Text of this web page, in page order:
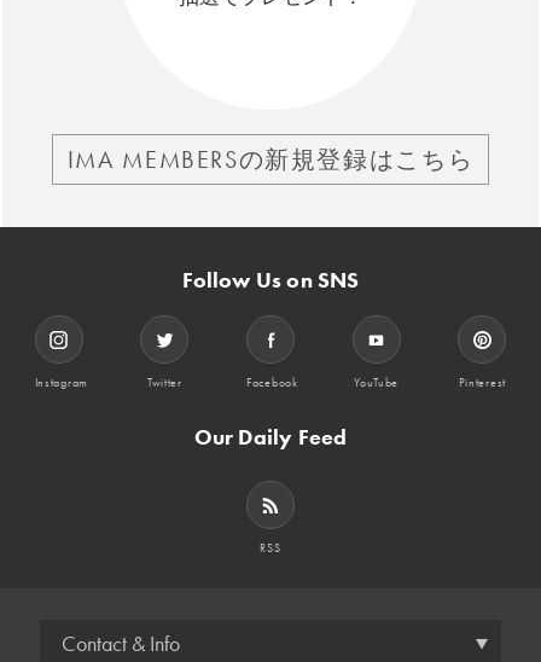
IMA MEMBERSの新規登録はこちら
Follow Us on SNS
Instagram Twitter Facebook YouTube Pinterest
Our Daily Feed
RSS
Contact & Info